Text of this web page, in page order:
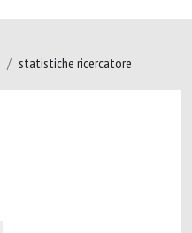
statistiche ricercatore